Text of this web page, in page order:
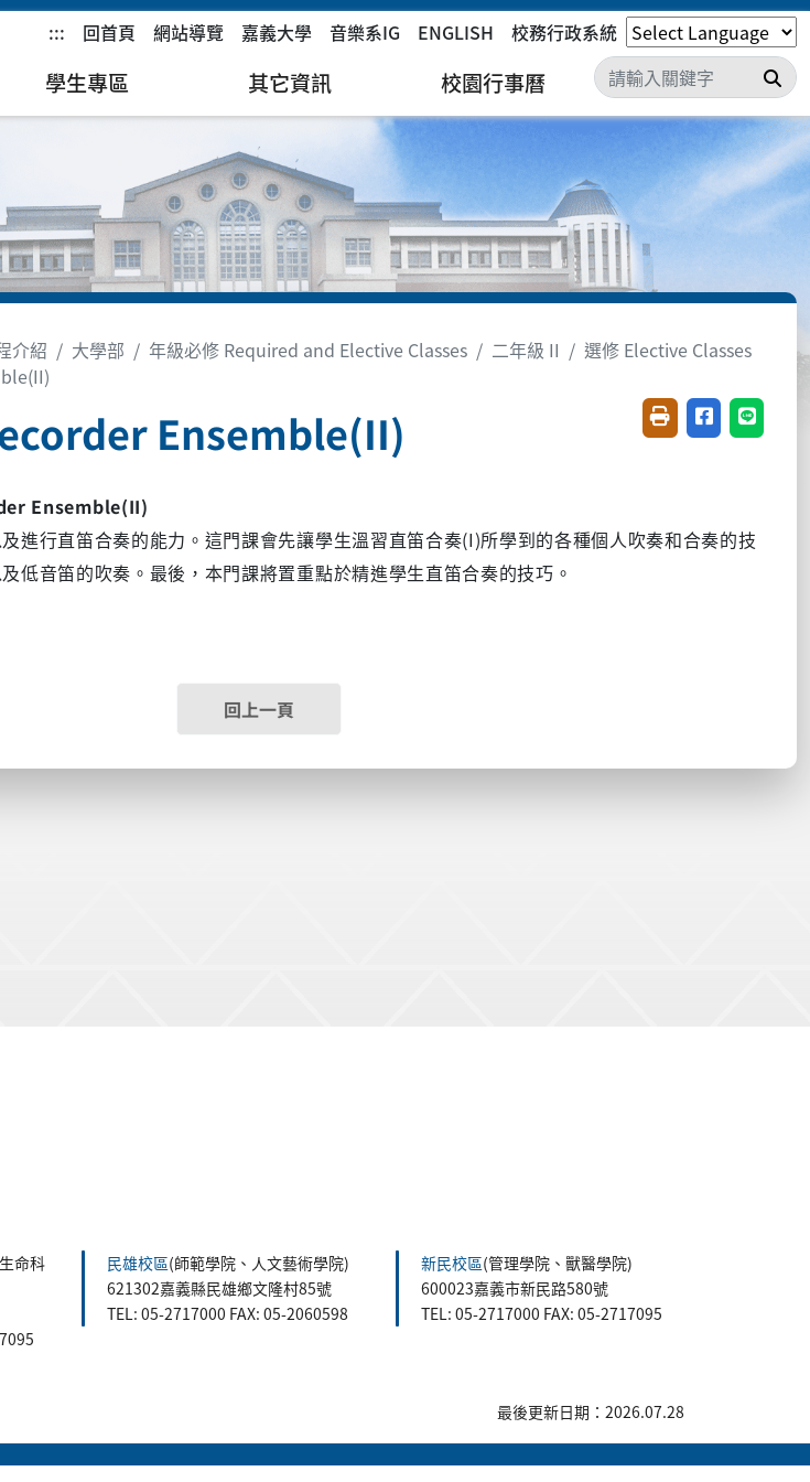
::: 回首頁 網站導覽 嘉義大學 音樂系IG ENGLISH 校務行政系統
學生專區 其它資訊 校園行事曆 搜
介紹 大學部 年級必修 Required and Elective Classes 二年級 II
選修 Elective Classes
Ensemble(II) 友善列印(開新視窗)
分享至臉書(
分享至
Ensemble(II)
進行直笛合奏的能力。這門課會先讓學生溫習直笛合奏(I)所學到的各種個人吹奏和合奏的技
低音笛的吹奏。最後，本門課將置重點於精進學生直笛合奏的技巧。
回上一頁
命科
民雄校區(師範學院、人文藝術學院)
621302嘉義縣民雄鄉文隆村85號
TEL: 05-2717000 FAX: 05-2060598
新民校區(管理學院、獸醫學院)
600023嘉義市新民路580號
TEL: 05-2717000 FAX: 05-2717095
最後更新日期：2026.07.28